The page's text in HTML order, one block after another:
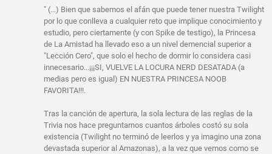
" (...) Bien que sabemos el afán que puede tener nuestra Twilight
por lo que conlleva a cualquier reto que implique conocimiento y
estudio, pero ciertamente (y con Spike de testigo), la Princesa
de La Amistad ha llevado eso a un nivel demencial superior a
"Lección Cero", que solo el hecho de dormir lo considera casi
innecesario...¡¡¡SI, VUELVE LA LOCURA NERD DESATADA (a
medias pero es igual) EN NUESTRA PRINCESA NOOB
FAVORITA!!!.
Tras la canción de apertura, la sola lectura de las reglas de la
Trivia nos hace preguntarnos cuantos árboles costó su sola
existencia (Twilight no terminó de leerlos y ya imagino una zona
devastada superior al Amazonas), a la vez que vemos como se